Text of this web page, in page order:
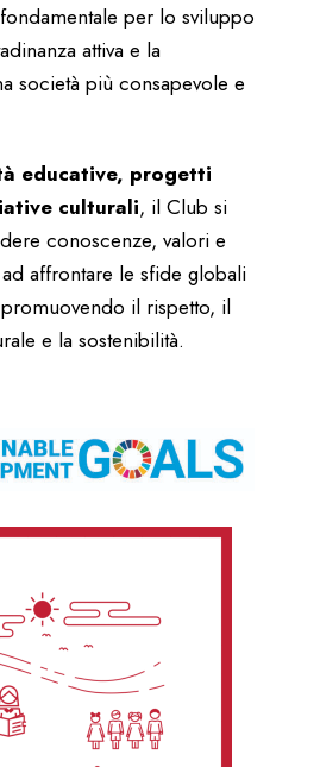
per lo sviluppo
attiva e la
società più consapevole e
educative, progetti
culturali, il Club si
conoscenze, valori e
affrontare le sfide globali
il rispetto, il
e la sostenibilità.